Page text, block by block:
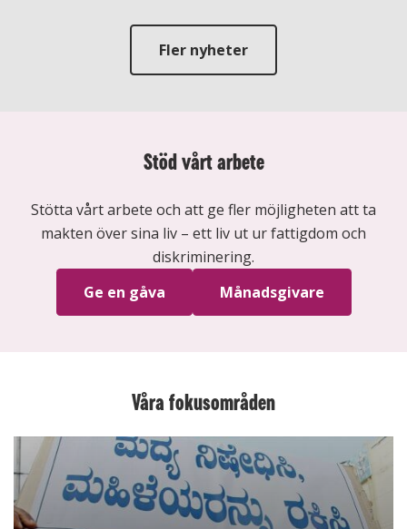
Fler nyheter
Stöd vårt arbete
Stötta vårt arbete och att ge fler möjligheten att ta
makten över sina liv – ett liv ut ur fattigdom och
diskriminering.
Ge en gåva
Månadsgivare
Våra fokusområden